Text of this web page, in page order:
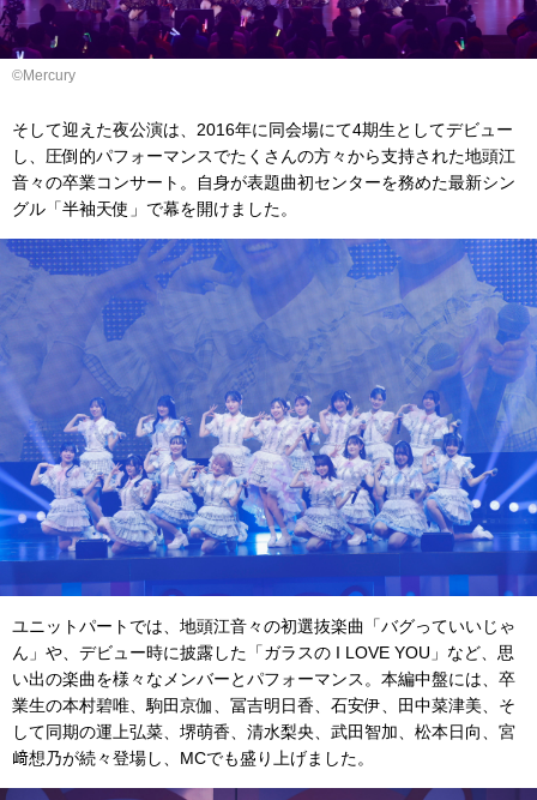
©Mercury
そして迎えた夜公演は、2016年に同会場にて4期生としてデビュー
し、圧倒的パフォーマンスでたくさんの方々から支持された地頭江
音々の卒業コンサート。自身が表題曲初センターを務めた最新シン
グル「半袖天使」で幕を開けました。
ユニットパートでは、地頭江音々の初選抜楽曲「バグっていいじゃ
ん」や、デビュー時に披露した「ガラスの I LOVE YOU」など、思
い出の楽曲を様々なメンバーとパフォーマンス。本編中盤には、卒
業生の本村碧唯、駒田京伽、冨吉明日香、石安伊、田中菜津美、そ
して同期の運上弘菜、堺萌香、清水梨央、武田智加、松本日向、宮
﨑想乃が続々登場し、MCでも盛り上げました。